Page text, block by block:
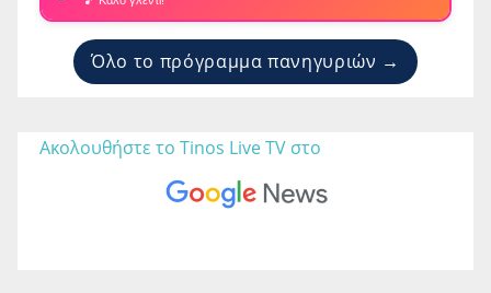
Όλο το πρόγραμμα πανηγυριών →
Ακολουθήστε το Tinos Live TV στο